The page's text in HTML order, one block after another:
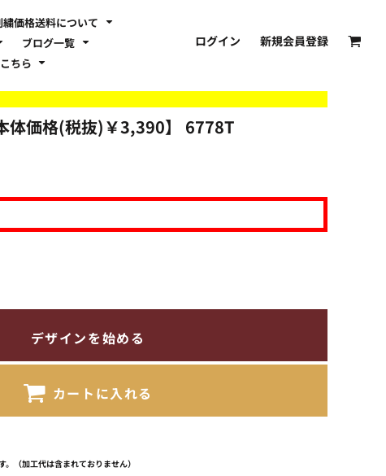
繍価格送料について
ブログ一覧
ちら
ログイン 新規会員登録
価格(税抜)￥3,390】 6778T
デザインを始める
カートに入れる
（加工代は含まれておりません）